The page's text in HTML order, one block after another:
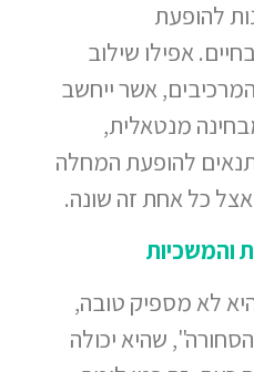
להופעת
אפילו שילוב
אשר ייחשב
מנטאלית,
להופעת המחלה
כל אחת זה שונה.
והמשכיות
לא מספיק טובה,
שהיא יכולה